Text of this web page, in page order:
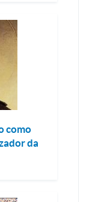
como
da